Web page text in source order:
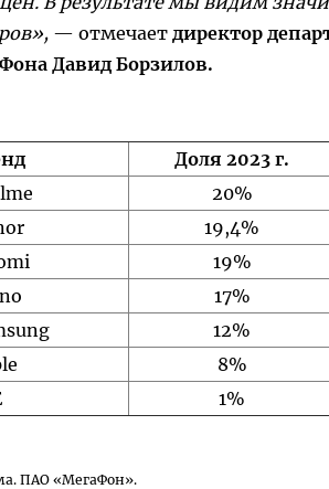
— отмечает директор
Давид Борзилов.
Доля 2023 г.
20%
19,4%
19%
17%
12%
8%
1%
ПАО «МегаФон».